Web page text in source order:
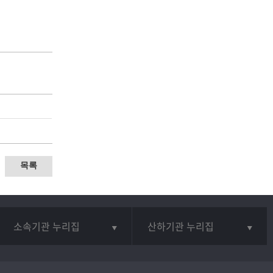
목록
소속기관 누리집 산하기관 누리집